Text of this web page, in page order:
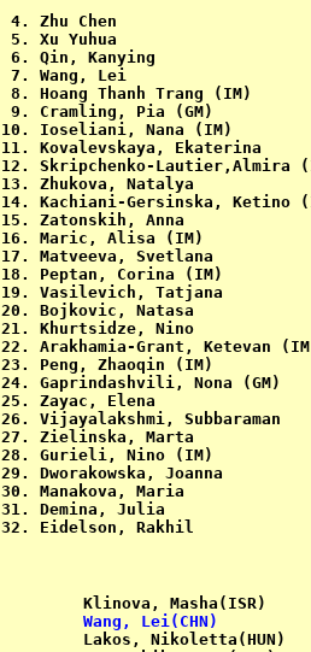
4. Zhu Chen
5. Xu Yuhua
6. Qin, Kanying
7. Wang, Lei
8. Hoang Thanh Trang (IM)
9. Cramling, Pia (GM)
10. Ioseliani, Nana (IM)
11. Kovalevskaya, Ekaterina
12. Skripchenko-Lautier,Almira
13. Zhukova, Natalya
14. Kachiani-Gersinska, Ketino
15. Zatonskih, Anna
16. Maric, Alisa (IM)
17. Matveeva, Svetlana
18. Peptan, Corina (IM)
19. Vasilevich, Tatjana
20. Bojkovic, Natasa
21. Khurtsidze, Nino
22. Arakhamia-Grant, Ketevan
23. Peng, Zhaoqin (IM)
24. Gaprindashvili, Nona (GM)
25. Zayac, Elena
26. Vijayalakshmi,
27. Zielinska, Marta
28. Gurieli, Nino (IM)
29. Dworakowska, Joanna
30. Manakova, Maria
31. Demina, Julia
32. Eidelson, Rakhil
Klinova,
Wang, Lei(CHN)
Lakos,